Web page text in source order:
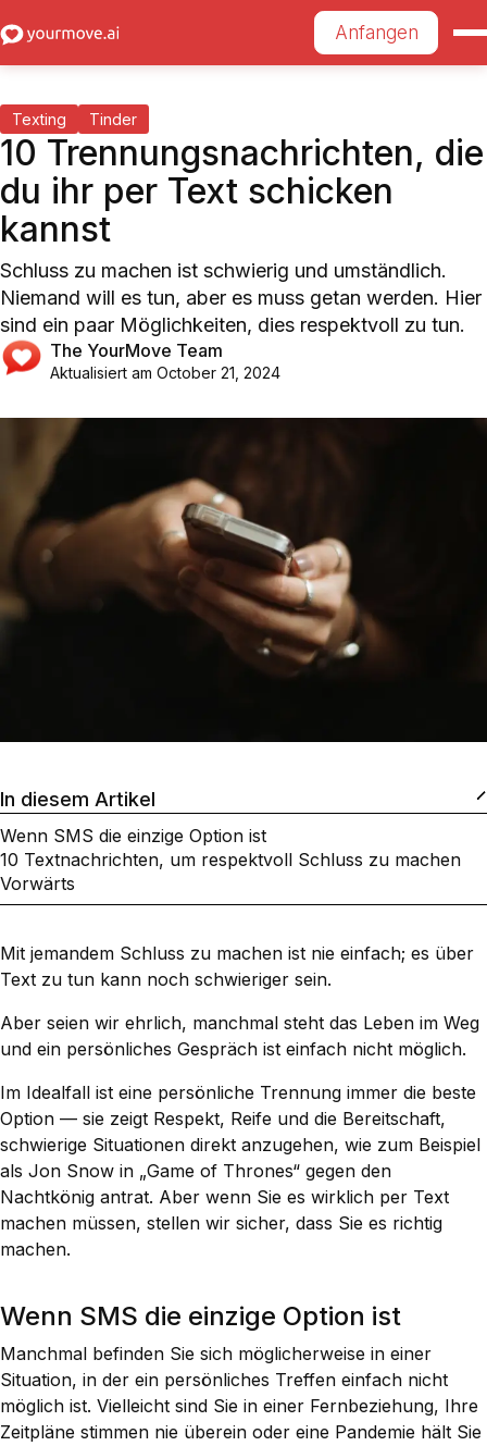
Anfangen
10 Trennungsnachrichten, die
du ihr per Text schicken
kannst
Schluss zu machen ist schwierig und umständlich.
Niemand will es tun, aber es muss getan werden. Hier
sind ein paar Möglichkeiten, dies respektvoll zu tun.
Texting Tinder
The YourMove Team
Aktualisiert am October 21, 2024
In diesem Artikel
Wenn SMS die einzige Option ist
10 Textnachrichten, um respektvoll Schluss zu machen
Vorwärts
Mit jemandem Schluss zu machen ist nie einfach; es über
Text zu tun kann noch schwieriger sein.
Aber seien wir ehrlich, manchmal steht das Leben im Weg
und ein persönliches Gespräch ist einfach nicht möglich.
Im Idealfall ist eine persönliche Trennung immer die beste
Option — sie zeigt Respekt, Reife und die Bereitschaft,
schwierige Situationen direkt anzugehen, wie zum Beispiel
als Jon Snow in „Game of Thrones“ gegen den
Nachtkönig antrat. Aber wenn Sie es wirklich per Text
machen müssen, stellen wir sicher, dass Sie es richtig
machen.
Wenn SMS die einzige Option ist
Manchmal befinden Sie sich möglicherweise in einer
Situation, in der ein persönliches Treffen einfach nicht
möglich ist. Vielleicht sind Sie in einer Fernbeziehung, Ihre
Zeitpläne stimmen nie überein oder eine Pandemie hält Sie